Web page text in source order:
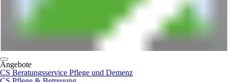
Angebote
CS Beratungsservice Pflege und Demenz